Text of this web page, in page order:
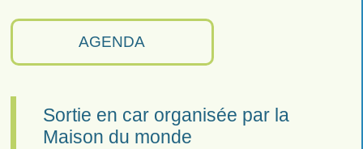
AGENDA
Sortie en car organisée par la
Maison du monde